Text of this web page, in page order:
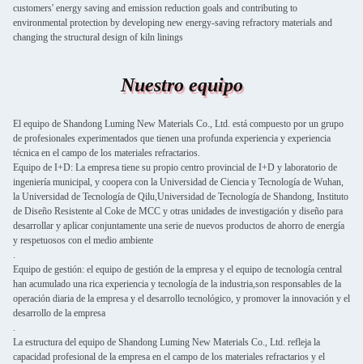
customers' energy saving and emission reduction goals and contributing to
environmental protection by developing new energy-saving refractory materials and
changing the structural design of kiln linings
Nuestro equipo
El equipo de Shandong Luming New Materials Co., Ltd. está compuesto por un grupo
de profesionales experimentados que tienen una profunda experiencia y experiencia
técnica en el campo de los materiales refractarios.
Equipo de I+D: La empresa tiene su propio centro provincial de I+D y laboratorio de
ingeniería municipal, y coopera con la Universidad de Ciencia y Tecnología de Wuhan,
la Universidad de Tecnología de Qilu,Universidad de Tecnología de Shandong, Instituto
de Diseño Resistente al Coke de MCC y otras unidades de investigación y diseño para
desarrollar y aplicar conjuntamente una serie de nuevos productos de ahorro de energía
y respetuosos con el medio ambiente
.
Equipo de gestión: el equipo de gestión de la empresa y el equipo de tecnología central
han acumulado una rica experiencia y tecnología de la industria,son responsables de la
operación diaria de la empresa y el desarrollo tecnológico, y promover la innovación y el
desarrollo de la empresa
.
La estructura del equipo de Shandong Luming New Materials Co., Ltd. refleja la
capacidad profesional de la empresa en el campo de los materiales refractarios y el